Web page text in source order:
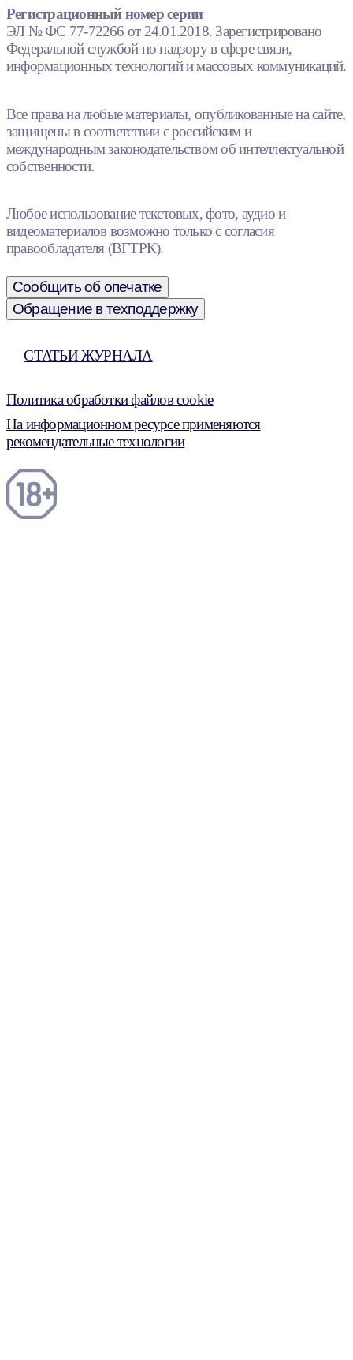
Регистрационный номер серии
ЭЛ № ФС 77-72266 от 24.01.2018. Зарегистрировано
Федеральной службой по надзору в сфере связи,
информационных технологий и массовых коммуникаций.
Все права на любые материалы, опубликованные на сайте,
защищены в соответствии с российским и
международным законодательством об интеллектуальной
собственности.
Любое использование текстовых, фото, аудио и
видеоматериалов возможно только с согласия
правообладателя (ВГТРК).
Сообщить об опечатке
Обращение в техподдержку
СТАТЬИ ЖУРНАЛА
Политика обработки файлов cookie
На информационном ресурсе применяются
рекомендательные технологии